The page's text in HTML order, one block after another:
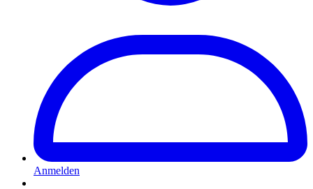
Anmelden